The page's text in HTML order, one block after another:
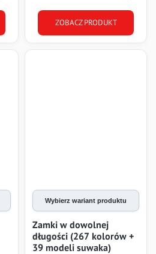
ZOBACZ PRODUKT
Wybierz wariant produktu
Zamki w dowolnej
długości (267 kolorów +
39 modeli suwaka)